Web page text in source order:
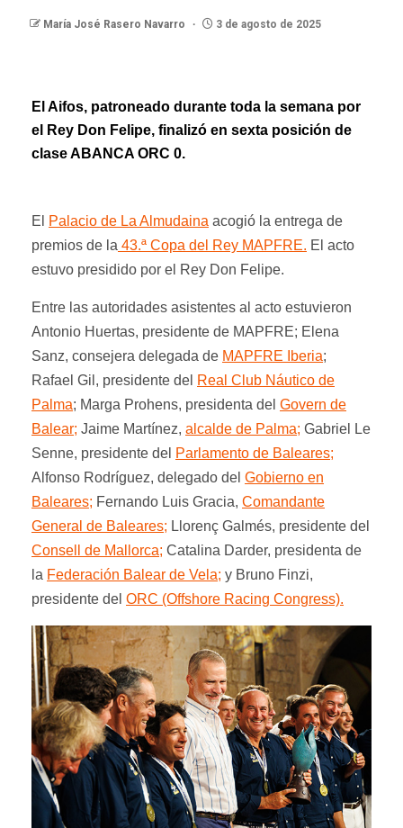
María José Rasero Navarro 3 de agosto de 2025
El Aifos, patroneado durante toda la semana por
el Rey Don Felipe, finalizó en sexta posición de
clase ABANCA ORC 0.
El Palacio de La Almudaina acogió la entrega de
premios de la 43.ª Copa del Rey MAPFRE. El acto
estuvo presidido por el Rey Don Felipe.
Entre las autoridades asistentes al acto estuvieron
Antonio Huertas, presidente de MAPFRE; Elena
Sanz, consejera delegada de MAPFRE Iberia;
Rafael Gil, presidente del Real Club Náutico de
Palma; Marga Prohens, presidenta del Govern de
Balear; Jaime Martínez, alcalde de Palma; Gabriel Le
Senne, presidente del Parlamento de Baleares;
Alfonso Rodríguez, delegado del Gobierno en
Baleares; Fernando Luis Gracia, Comandante
General de Baleares; Llorenç Galmés, presidente del
Consell de Mallorca; Catalina Darder, presidenta de
la Federación Balear de Vela; y Bruno Finzi,
presidente del ORC (Offshore Racing Congress).